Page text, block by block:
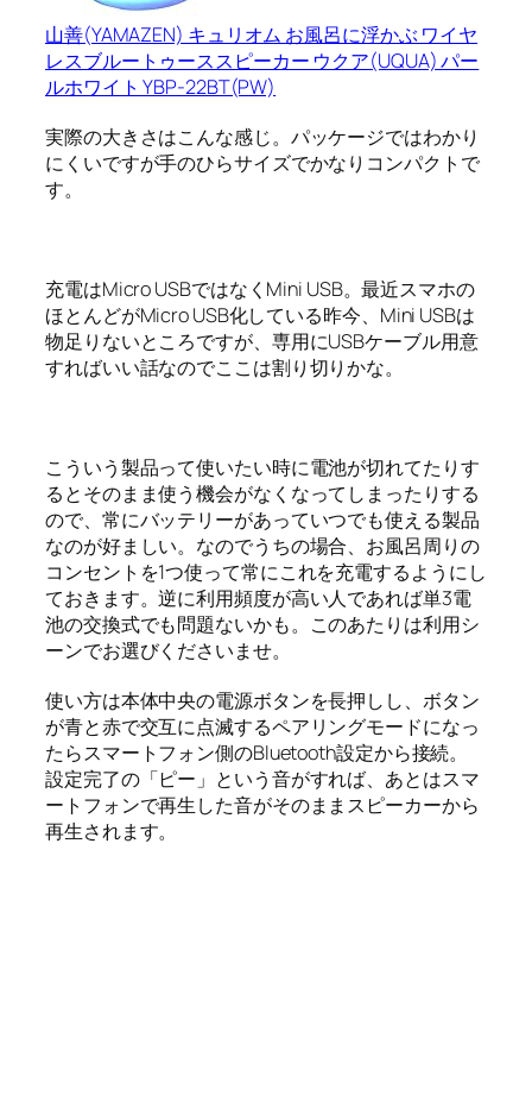
山善(YAMAZEN) キュリオム お風呂に浮かぶ ワイヤ
レスブルートゥーススピーカー ウクア(UQUA) パー
ルホワイト YBP-22BT(PW)
実際の大きさはこんな感じ。パッケージではわかり
にくいですが手のひらサイズでかなりコンパクトで
す。
充電はMicro USBではなくMini USB。最近スマホの
ほとんどがMicro USB化している昨今、Mini USBは
物足りないところですが、専用にUSBケーブル用意
すればいい話なのでここは割り切りかな。
こういう製品って使いたい時に電池が切れてたりす
るとそのまま使う機会がなくなってしまったりする
ので、常にバッテリーがあっていつでも使える製品
なのが好ましい。なのでうちの場合、お風呂周りの
コンセントを1つ使って常にこれを充電するようにし
ておきます。逆に利用頻度が高い人であれば単3電
池の交換式でも問題ないかも。このあたりは利用シ
ーンでお選びくださいませ。
使い方は本体中央の電源ボタンを長押しし、ボタン
が青と赤で交互に点滅するペアリングモードになっ
たらスマートフォン側のBluetooth設定から接続。
設定完了の「ピー」という音がすれば、あとはスマ
ートフォンで再生した音がそのままスピーカーから
再生されます。